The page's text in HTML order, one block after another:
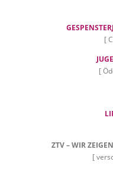
[
[
ZTV – WIR
[